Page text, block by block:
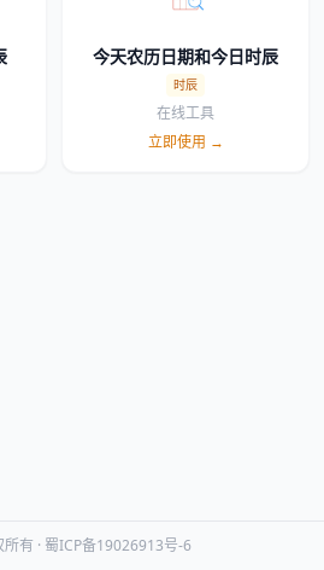
今天农历日期和今日时辰
时辰
在线工具
立即使用 →
有 · 蜀ICP备19026913号-6